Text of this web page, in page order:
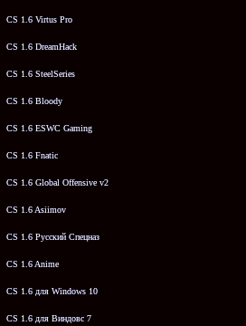
CS 1.6 Virtus Pro
CS 1.6 DreamHack
CS 1.6 SteelSeries
CS 1.6 Bloody
CS 1.6 ESWC Gaming
CS 1.6 Fnatic
CS 1.6 Global Offensive v2
CS 1.6 Asiimov
CS 1.6 Русский Спецназ
CS 1.6 Anime
CS 1.6 для Windows 10
CS 1.6 для Виндовс 7